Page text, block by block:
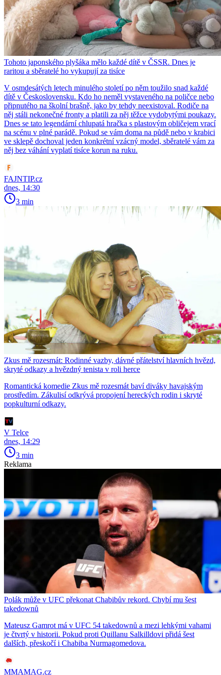
Tohoto japonského plyšáka mělo každé dítě v ČSSR. Dnes je
raritou a sběratelé ho vykupují za tisíce
V osmdesátých letech minulého století po něm toužilo snad každé
dítě v Československu. Kdo ho neměl vystaveného na poličce nebo
připnutého na školní brašně, jako by tehdy neexistoval. Rodiče na
něj stáli nekonečné fronty a platili za něj těžce vydobytými poukazy.
Dnes se tato legendární chlupatá hračka s plastovým obličejem vrací
na scénu v plné parádě. Pokud se vám doma na půdě nebo v krabici
ve sklepě dochoval jeden konkrétní vzácný model, sběratelé vám za
něj bez váhání vyplatí tisíce korun na ruku.
FAJNTIP.cz
dnes, 14:30
3 min
Zkus mě rozesmát: Rodinné vazby, dávné přátelství hlavních hvězd,
skryté odkazy a hvězdný tenista v roli herce
Romantická komedie Zkus mě rozesmát baví diváky havajským
prostředím. Zákulisí odkrývá propojení hereckých rodin i skryté
popkulturní odkazy.
V Telce
dnes, 14:29
3 min
Reklama
Polák může v UFC překonat Chabibův rekord. Chybí mu šest
takedownů
Mateusz Gamrot má v UFC 54 takedownů a mezi lehkými vahami
je čtvrtý v historii. Pokud proti Quillanu Salkilldovi přidá šest
dalších, přeskočí i Chabiba Nurmagomedova.
MMAMAG.cz